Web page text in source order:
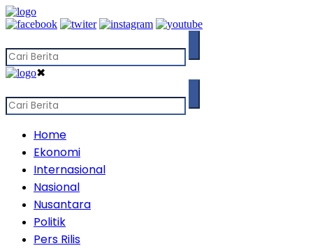
✖
Home
Ekonomi
Internasional
Nasional
Nusantara
Politik
Pers Rilis